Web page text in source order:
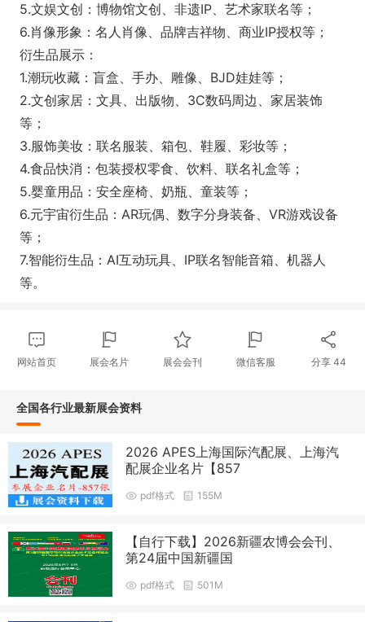
5.文娱文创：博物馆文创、非遗IP、艺术家联名等；
6.肖像形象：名人肖像、品牌吉祥物、商业IP授权等；
衍生品展示：
1.潮玩收藏：盲盒、手办、雕像、BJD娃娃等；
2.文创家居：文具、出版物、3C数码周边、家居装饰
等；
3.服饰美妆：联名服装、箱包、鞋履、彩妆等；
4.食品快消：包装授权零食、饮料、联名礼盒等；
5.婴童用品：安全座椅、奶瓶、童装等；
6.元宇宙衍生品：AR玩偶、数字分身装备、VR游戏设备
等；
7.智能衍生品：AI互动玩具、IP联名智能音箱、机器人
等。
网站首页 展会名片 展会会刊 微信客服 分享 44
全国各行业最新展会资料
2026 APES上海国际汽配展、上海汽
配展企业名片【857
pdf格式 155M
【自行下载】2026新疆农博会会刊、
第24届中国新疆国
pdf格式 501M